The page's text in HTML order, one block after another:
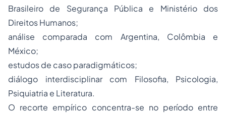
Brasileiro de Segurança Pública e Ministério dos
Direitos Humanos;
análise comparada com Argentina, Colômbia e
México;
estudos de caso paradigmáticos;
diálogo interdisciplinar com Filosofia, Psicologia,
Psiquiatria e Literatura.
O recorte empírico concentra-se no período entre